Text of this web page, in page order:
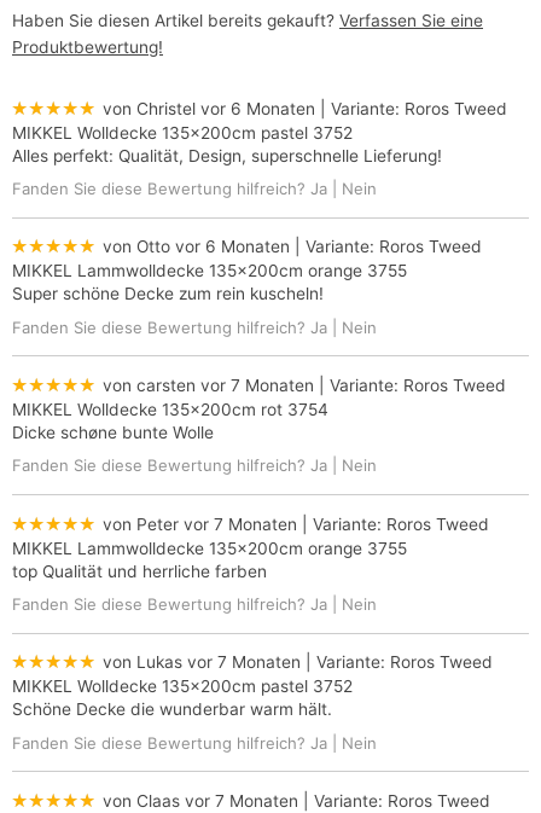
Haben Sie diesen Artikel bereits gekauft? Verfassen Sie eine
Produktbewertung!
★★★★★ von Christel vor 6 Monaten | Variante: Roros Tweed
MIKKEL Wolldecke 135x200cm pastel 3752
Alles perfekt: Qualität, Design, superschnelle Lieferung!
Fanden Sie diese Bewertung hilfreich? Ja Nein
★★★★★ von Otto vor 6 Monaten | Variante: Roros Tweed
MIKKEL Lammwolldecke 135x200cm orange 3755
Super schöne Decke zum rein kuscheln!
Fanden Sie diese Bewertung hilfreich? Ja Nein
★★★★★ von carsten vor 7 Monaten | Variante: Roros Tweed
MIKKEL Wolldecke 135x200cm rot 3754
Dicke schøne bunte Wolle
Fanden Sie diese Bewertung hilfreich? Ja Nein
★★★★★ von Peter vor 7 Monaten | Variante: Roros Tweed
MIKKEL Lammwolldecke 135x200cm orange 3755
top Qualität und herrliche farben
Fanden Sie diese Bewertung hilfreich? Ja Nein
★★★★★ von Lukas vor 7 Monaten | Variante: Roros Tweed
MIKKEL Wolldecke 135x200cm pastel 3752
Schöne Decke die wunderbar warm hält.
Fanden Sie diese Bewertung hilfreich? Ja Nein
★★★★★ von Claas vor 7 Monaten | Variante: Roros Tweed